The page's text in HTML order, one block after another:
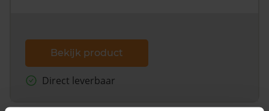
Bekijk product
Direct leverbaar